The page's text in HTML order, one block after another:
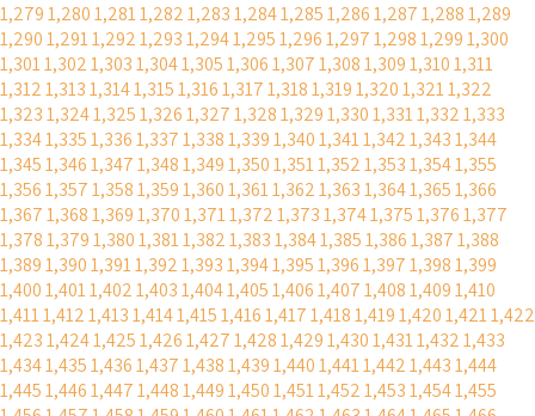
1,2791,2801,2811,2821,2831,2841,2851,2861,2871,2881,289
1,2901,2911,2921,2931,2941,2951,2961,2971,2981,2991,300
1,3011,3021,3031,3041,3051,3061,3071,3081,3091,3101,311
1,3121,3131,3141,3151,3161,3171,3181,3191,3201,3211,322
1,3231,3241,3251,3261,3271,3281,3291,3301,3311,3321,333
1,3341,3351,3361,3371,3381,3391,3401,3411,3421,3431,344
1,3451,3461,3471,3481,3491,3501,3511,3521,3531,3541,355
1,3561,3571,3581,3591,3601,3611,3621,3631,3641,3651,366
1,3671,3681,3691,3701,3711,3721,3731,3741,3751,3761,377
1,3781,3791,3801,3811,3821,3831,3841,3851,3861,3871,388
1,3891,3901,3911,3921,3931,3941,3951,3961,3971,3981,399
1,4001,4011,4021,4031,4041,4051,4061,4071,4081,4091,410
1,4111,4121,4131,4141,4151,4161,4171,4181,4191,4201,4211,422
1,4231,4241,4251,4261,4271,4281,4291,4301,4311,4321,433
1,4341,4351,4361,4371,4381,4391,4401,4411,4421,4431,444
1,4451,4461,4471,4481,4491,4501,4511,4521,4531,4541,455